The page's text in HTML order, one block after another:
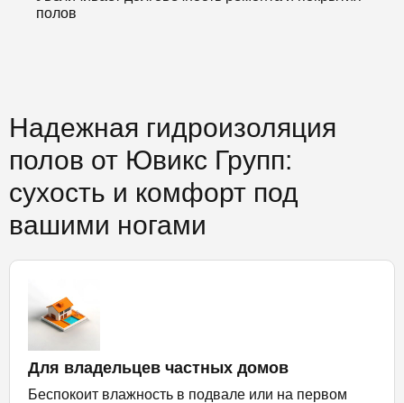
полов
Надежная гидроизоляция
полов от Ювикс Групп:
сухость и комфорт под
вашими ногами
Для владельцев частных домов
Беспокоит влажность в подвале или на первом